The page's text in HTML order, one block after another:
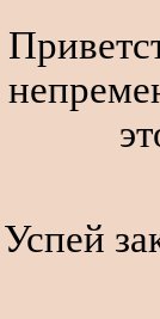
Успей